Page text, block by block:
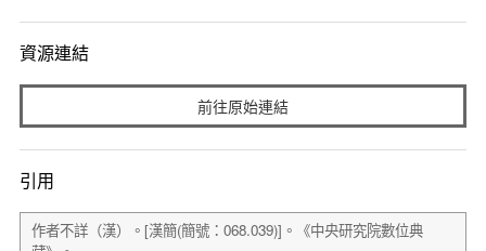
資源連結
前往原始連結
引用